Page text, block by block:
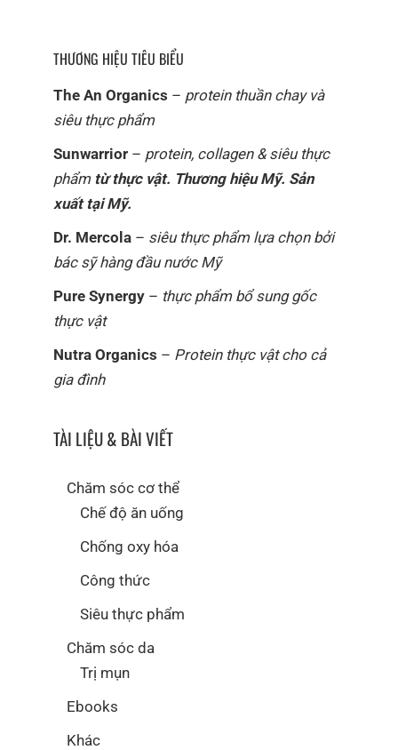
THƯƠNG HIỆU TIÊU BIỂU
The An Organics – protein thuần chay và
siêu thực phẩm
Sunwarrior – protein, collagen & siêu thực
phẩm từ thực vật. Thương hiệu Mỹ. Sản
xuất tại Mỹ.
Dr. Mercola – siêu thực phẩm lựa chọn bởi
bác sỹ hàng đầu nước Mỹ
Pure Synergy – thực phẩm bổ sung gốc
thực vật
Nutra Organics – Protein thực vật cho cả
gia đình
TÀI LIỆU & BÀI VIẾT
Chăm sóc cơ thể
Chế độ ăn uống
Chống oxy hóa
Công thức
Siêu thực phẩm
Chăm sóc da
Trị mụn
Ebooks
Khác